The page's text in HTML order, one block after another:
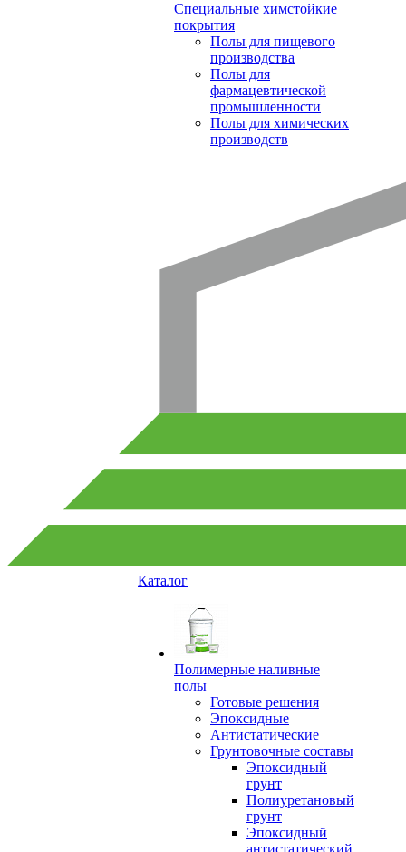
Специальные химстойкие
покрытия
Полы для пищевого
производства
Полы для
фармацевтической
промышленности
Полы для химических
производств
Каталог
Полимерные наливные
полы
Готовые решения
Эпоксидные
Антистатические
Грунтовочные составы
Эпоксидный
грунт
Полиуретановый
грунт
Эпоксидный
антистатический